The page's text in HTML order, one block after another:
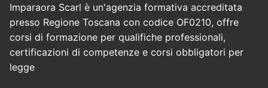
Imparaora Scarl è un'agenzia formativa accreditata
presso Regione Toscana con codice OF0210, offre
corsi di formazione per qualifiche professionali,
certificazioni di competenze e corsi obbligatori per
legge